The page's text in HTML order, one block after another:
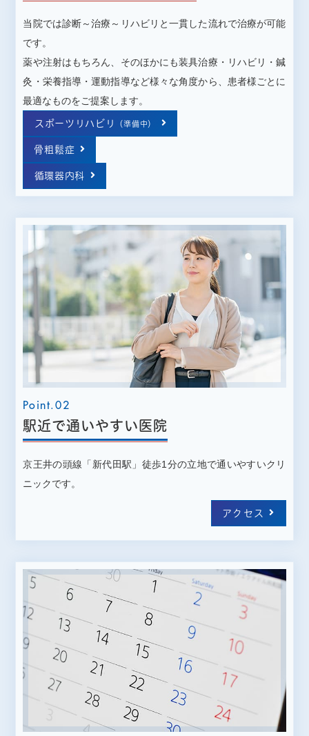
2025.03.28 お知らせ
新院長就任のお知らせ
2024.12.09 お知らせ
眼科 閉診のお知らせ
2024.08.30 お知らせ
ホームぺージ公開
2024年08月30日ホームページを公開いたしました。
よろしくお願いいたします。
当院では診断～治療～リハビリと一貫した流れで治療が可能
です。
薬や注射はもちろん、そのほかにも装具治療・リハビリ・鍼
灸・栄養指導・運動指導など様々な角度から、患者様ごとに
最適なものをご提案します。
スポーツリハビリ （準備中）
骨粗鬆症
循環器内科
Point.02
駅近で通いやすい医院
京王井の頭線「新代田駅」徒歩1分の立地で通いやすいクリ
ニックです。
アクセス